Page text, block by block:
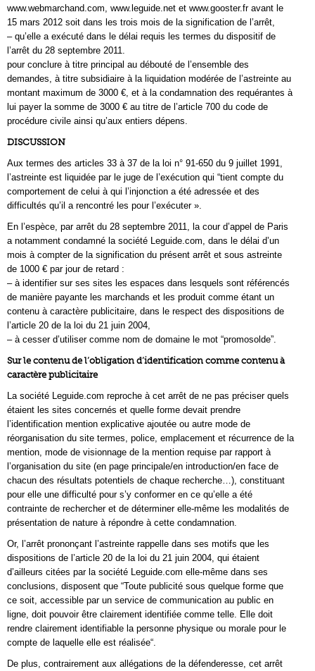
www.webmarchand.com, www.leguide.net et www.gooster.fr avant le
15 mars 2012 soit dans les trois mois de la signification de l’arrêt,
– qu’elle a exécuté dans le délai requis les termes du dispositif de
l’arrêt du 28 septembre 2011.
pour conclure à titre principal au débouté de l’ensemble des
demandes, à titre subsidiaire à la liquidation modérée de l’astreinte au
montant maximum de 3000 €, et à la condamnation des requérantes à
lui payer la somme de 3000 € au titre de l’article 700 du code de
procédure civile ainsi qu’aux entiers dépens.
DISCUSSION
Aux termes des articles 33 à 37 de la loi n° 91-650 du 9 juillet 1991,
l’astreinte est liquidée par le juge de l’exécution qui “tient compte du
comportement de celui à qui l’injonction a été adressée et des
difficultés qu’il a rencontré les pour l’exécuter ».
En l’espèce, par arrêt du 28 septembre 2011, la cour d’appel de Paris
a notamment condamné la société Leguide.com, dans le délai d’un
mois à compter de la signification du présent arrêt et sous astreinte
de 1000 € par jour de retard :
– à identifier sur ses sites les espaces dans lesquels sont référencés
de manière payante les marchands et les produit comme étant un
contenu à caractère publicitaire, dans le respect des dispositions de
l’article 20 de la loi du 21 juin 2004,
– à cesser d’utiliser comme nom de domaine le mot “promosolde”.
Sur le contenu de l’obligation d’identification comme contenu à
caractère publicitaire
La société Leguide.com reproche à cet arrêt de ne pas préciser quels
étaient les sites concernés et quelle forme devait prendre
l’identification mention explicative ajoutée ou autre mode de
réorganisation du site termes, police, emplacement et récurrence de la
mention, mode de visionnage de la mention requise par rapport à
l’organisation du site (en page principale/en introduction/en face de
chacun des résultats potentiels de chaque recherche…), constituant
pour elle une difficulté pour s’y conformer en ce qu’elle a été
contrainte de rechercher et de déterminer elle-même les modalités de
présentation de nature à répondre à cette condamnation.
Or, l’arrêt prononçant l’astreinte rappelle dans ses motifs que les
dispositions de l’article 20 de la loi du 21 juin 2004, qui étaient
d’ailleurs citées par la société Leguide.com elle-même dans ses
conclusions, disposent que “Toute publicité sous quelque forme que
ce soit, accessible par un service de communication au public en
ligne, doit pouvoir être clairement identifiée comme telle. Elle doit
rendre clairement identifiable la personne physique ou morale pour le
compte de laquelle elle est réalisée“.
De plus, contrairement aux allégations de la défenderesse, cet arrêt